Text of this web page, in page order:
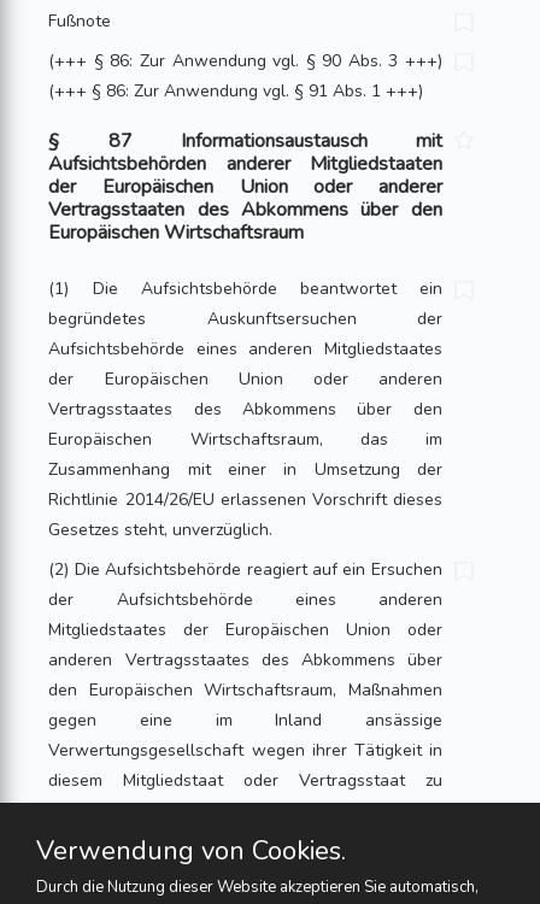
Fußnote
(+++ § 86: Zur Anwendung vgl. § 90 Abs. 3 +++)
(+++ § 86: Zur Anwendung vgl. § 91 Abs. 1 +++)
§ 87 Informationsaustausch mit
Aufsichtsbehörden anderer Mitgliedstaaten
der Europäischen Union oder anderer
Vertragsstaaten des Abkommens über den
Europäischen Wirtschaftsraum
(1) Die Aufsichtsbehörde beantwortet ein
begründetes Auskunftsersuchen der
Aufsichtsbehörde eines anderen Mitgliedstaates
der Europäischen Union oder anderen
Vertragsstaates des Abkommens über den
Europäischen Wirtschaftsraum, das im
Zusammenhang mit einer in Umsetzung der
Richtlinie 2014/26/EU erlassenen Vorschrift dieses
Gesetzes steht, unverzüglich.
(2) Die Aufsichtsbehörde reagiert auf ein Ersuchen
der Aufsichtsbehörde eines anderen
Mitgliedstaates der Europäischen Union oder
anderen Vertragsstaates des Abkommens über
den Europäischen Wirtschaftsraum, Maßnahmen
gegen eine im Inland ansässige
Verwertungsgesellschaft wegen ihrer Tätigkeit in
diesem Mitgliedstaat oder Vertragsstaat zu
ergreifen, binnen drei Monaten mit einer
begründeten Antwort.
Fußnote
Verwendung von Cookies.
Durch die Nutzung dieser Website akzeptieren Sie automatisch,